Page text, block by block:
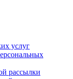
услуг
рассылки